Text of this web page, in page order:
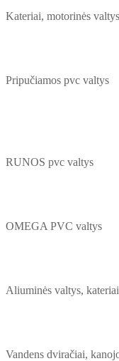
Kateriai, motorinės valtys
Pripučiamos pvc valtys
RUNOS pvc valtys
OMEGA PVC valtys
Aliuminės valtys, kateriai
Vandens dviračiai,